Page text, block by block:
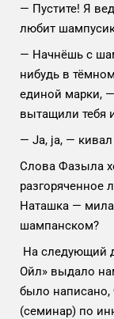
— Пустите! Я
любит
— Начнёшь с
нибудь в
единой марки,
вытащили тебя
— Ja, ja, —
Слова Фазыла
разгоряченное
Наташка —
шампанском?
На следующий
Ойл» выдало
было написано,
(семинар) по